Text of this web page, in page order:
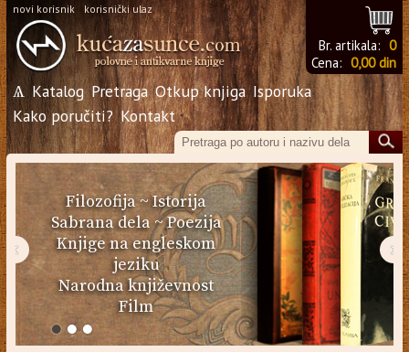
novi korisnik korisnički ulaz
Br. artikala: 0
Cena: 0,00 din
Ѧ Katalog Pretraga Otkup knjiga Isporuka
Kako poručiti? Kontakt
Filozofija~Istorija
Sabrana dela~Poezija
Knjige na engleskom
jeziku
Narodna književnost
Film
‹ ›